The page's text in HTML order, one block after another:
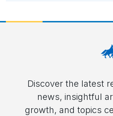
Discover the latest
news, insightful
growth, and topics